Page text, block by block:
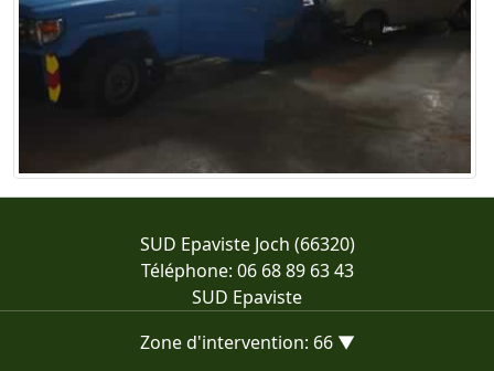
SUD Epaviste Joch (66320)
Téléphone: 06 68 89 63 43
SUD Epaviste
Zone d'intervention: 66 ▼